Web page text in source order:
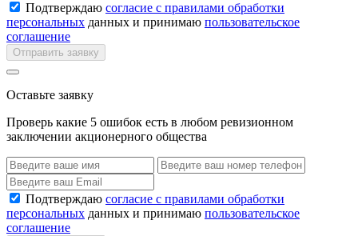
Подтверждаю согласие с правилами обработки
персональных данных и принимаю пользовательское
соглашение
Отправить заявку
Оставьте заявку
Проверь какие 5 ошибок есть в любом ревизионном
заключении акционерного общества
Подтверждаю согласие с правилами обработки
персональных данных и принимаю пользовательское
соглашение